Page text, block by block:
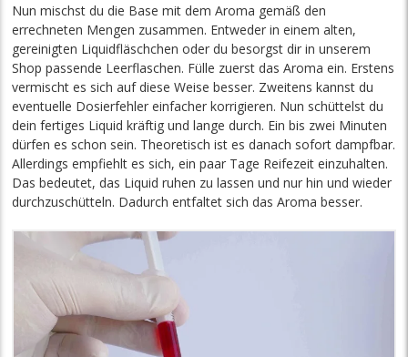
Nun mischst du die Base mit dem Aroma gemäß den
errechneten Mengen zusammen. Entweder in einem alten,
gereinigten Liquidfläschchen oder du besorgst dir in unserem
Shop passende Leerflaschen. Fülle zuerst das Aroma ein. Erstens
vermischt es sich auf diese Weise besser. Zweitens kannst du
eventuelle Dosierfehler einfacher korrigieren. Nun schüttelst du
dein fertiges Liquid kräftig und lange durch. Ein bis zwei Minuten
dürfen es schon sein. Theoretisch ist es danach sofort dampfbar.
Allerdings empfiehlt es sich, ein paar Tage Reifezeit einzuhalten.
Das bedeutet, das Liquid ruhen zu lassen und nur hin und wieder
durchzuschütteln. Dadurch entfaltet sich das Aroma besser.